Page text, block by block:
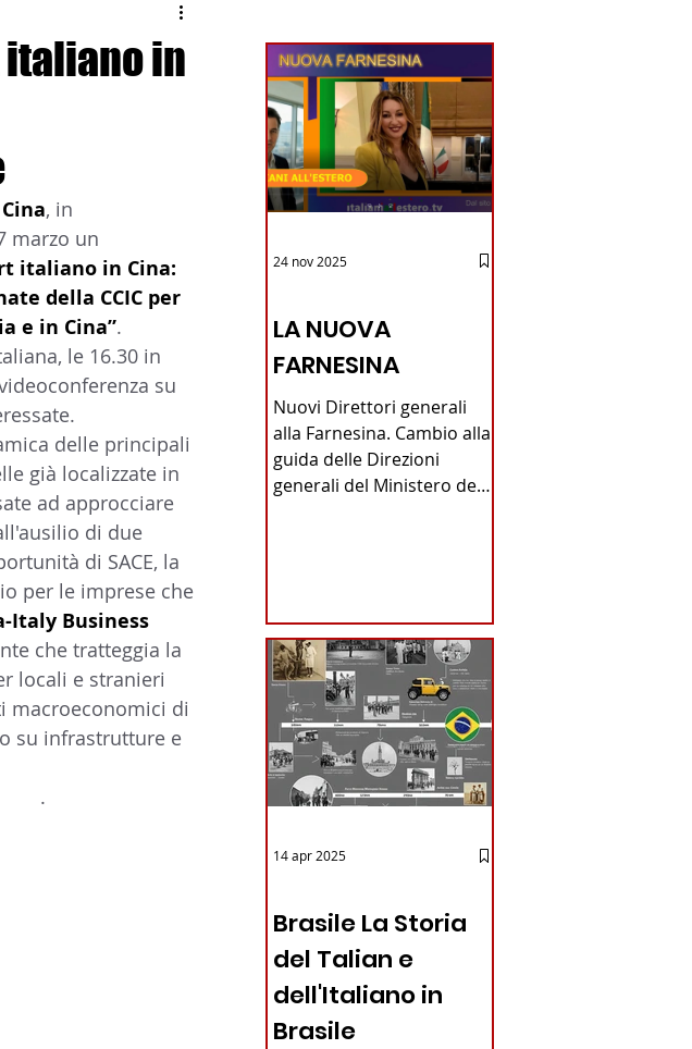
03 bis - Giro del Mondo
Africa
Amer
16 - FARNESINA
19 - EUROPA
DEL SUD 23 - AFRICA
32 - MADE IN ITALY
italiano in
, in
marzo un
italiano in Cina:
della CCIC per
e in Cina”.
le 16.30 in
su
delle principali
già localizzate in
ad approcciare
di due
di SACE, la
per le imprese che
Italy Business
che tratteggia la
locali e stranieri
macroeconomici di
su infrastrutture e
.
LA NUOVA
FARNESINA
Nuovi Direttori generali
alla Farnesina. Cambio alla
guida delle Direzioni
generali del Ministero degli
proposte dal ministro
Antonio Tajani . NUOVA
DIREZIONE GENERALE
DELLA FARNESINA
24 nov 2025
Brasile La Storia
del Talian e
dell'Italiano in
Brasile
14 apr 2025